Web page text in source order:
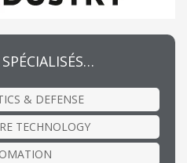
& DEFENSE
TECHNOLOGY